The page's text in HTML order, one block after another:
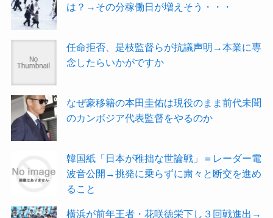
は？→その分稼働日が増えそう・・・
任命拒否、是枝監督らが抗議声明→本業に専
念したらいかがですか
なぜ豪移籍の本田圭佑は現役のまま前代未聞
のカンボジア代表監督をやるのか
韓国紙「日本が稚拙な世論戦」＝レーダー電
波音公開→挑発に乗らずに粛々と断交を進め
ること
横浜が前年王者・花咲徳栄下し３回戦進出→